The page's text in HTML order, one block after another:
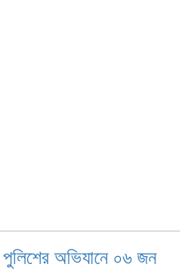
পুলিশের অভিযানে ০৬ জন